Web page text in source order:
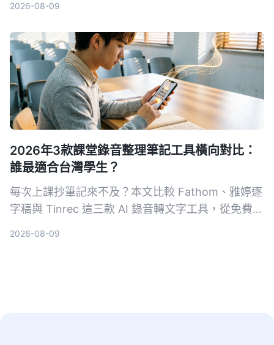
與 Otter.ai，幫助你找到最適合接案者的會議記錄幫
手。
2026-08-09
2026年3款課堂錄音整理筆記工具橫向對比：
誰最適合台灣學生？
每次上課抄筆記來不及？本文比較 Fathom、雅婷逐
字稿與 Tinrec 這三款 AI 錄音轉文字工具，從免費額
2026-08-09